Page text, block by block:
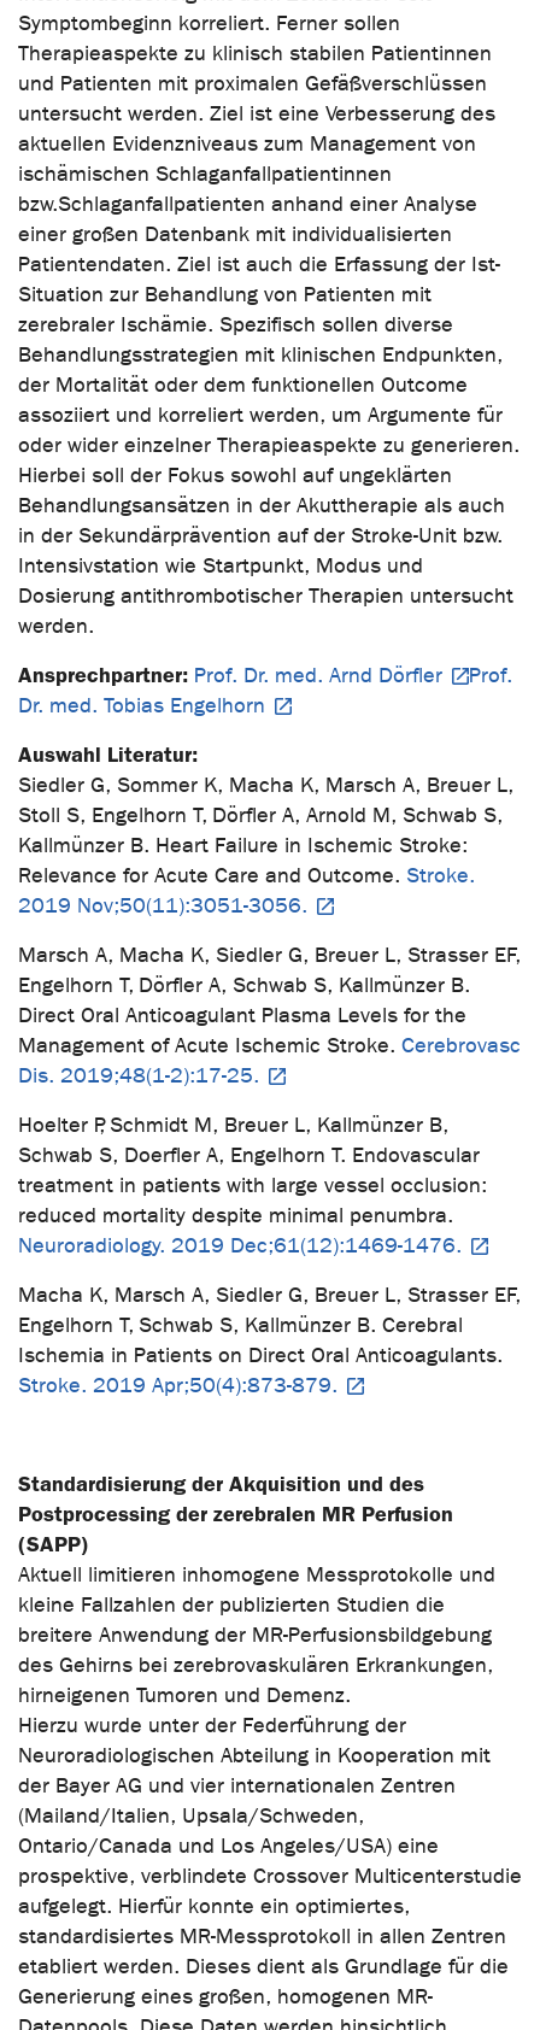
Symptombeginn korreliert. Ferner sollen
Therapieaspekte zu klinisch stabilen Patientinnen
und Patienten mit proximalen Gefäßverschlüssen
untersucht werden. Ziel ist eine Verbesserung des
aktuellen Evidenzniveaus zum Management von
ischämischen Schlaganfallpatientinnen
bzw.Schlaganfallpatienten anhand einer Analyse
einer großen Datenbank mit individualisierten
Patientendaten. Ziel ist auch die Erfassung der Ist-
Situation zur Behandlung von Patienten mit
zerebraler Ischämie. Spezifisch sollen diverse
Behandlungsstrategien mit klinischen Endpunkten,
der Mortalität oder dem funktionellen Outcome
assoziiert und korreliert werden, um Argumente für
oder wider einzelner Therapieaspekte zu generieren.
Hierbei soll der Fokus sowohl auf ungeklärten
Behandlungsansätzen in der Akuttherapie als auch
in der Sekundärprävention auf der Stroke-Unit bzw.
Intensivstation wie Startpunkt, Modus und
Dosierung antithrombotischer Therapien untersucht
werden.
Ansprechpartner: Prof. Dr. med. Arnd Dörfler
Prof.
Dr. med. Tobias Engelhorn
Auswahl Literatur:
Siedler G, Sommer K, Macha K, Marsch A, Breuer L,
Stoll S, Engelhorn T, Dörfler A, Arnold M, Schwab S,
Kallmünzer B. Heart Failure in Ischemic Stroke:
Relevance for Acute Care and Outcome. Stroke.
2019 Nov;50(11):3051-3056.
Marsch A, Macha K, Siedler G, Breuer L, Strasser EF,
Engelhorn T, Dörfler A, Schwab S, Kallmünzer B.
Direct Oral Anticoagulant Plasma Levels for the
Management of Acute Ischemic Stroke. Cerebrovasc
Dis. 2019;48(1-2):17-25.
Hoelter P, Schmidt M, Breuer L, Kallmünzer B,
Schwab S, Doerfler A, Engelhorn T. Endovascular
treatment in patients with large vessel occlusion:
reduced mortality despite minimal penumbra.
Neuroradiology. 2019 Dec;61(12):1469-1476.
Macha K, Marsch A, Siedler G, Breuer L, Strasser EF,
Engelhorn T, Schwab S, Kallmünzer B. Cerebral
Ischemia in Patients on Direct Oral Anticoagulants.
Stroke. 2019 Apr;50(4):873-879.
Standardisierung der Akquisition und des
Postprocessing der zerebralen MR Perfusion
(SAPP)
Aktuell limitieren inhomogene Messprotokolle und
kleine Fallzahlen der publizierten Studien die
breitere Anwendung der MR-Perfusionsbildgebung
des Gehirns bei zerebrovaskulären Erkrankungen,
hirneigenen Tumoren und Demenz.
Hierzu wurde unter der Federführung der
Neuroradiologischen Abteilung in Kooperation mit
der Bayer AG und vier internationalen Zentren
(Mailand/Italien, Upsala/Schweden,
Ontario/Canada und Los Angeles/USA) eine
prospektive, verblindete Crossover Multicenterstudie
aufgelegt. Hierfür konnte ein optimiertes,
standardisiertes MR-Messprotokoll in allen Zentren
etabliert werden. Dieses dient als Grundlage für die
Generierung eines großen, homogenen MR-